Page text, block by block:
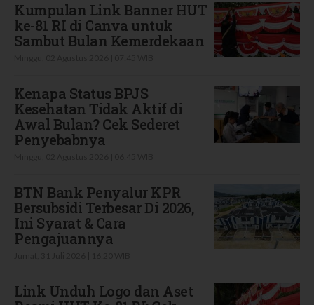
Kumpulan Link Banner HUT
ke-81 RI di Canva untuk
Sambut Bulan Kemerdekaan
Kenapa Status BPJS
Kesehatan Tidak Aktif di
Awal Bulan? Cek Sederet
Penyebabnya
BTN Bank Penyalur KPR
Bersubsidi Terbesar Di 2026,
Ini Syarat & Cara
Pengajuannya
Link Unduh Logo dan Aset